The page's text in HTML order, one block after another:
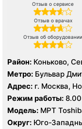
Отзыв о сервисе
Отзыв о врачах
Отзыв об оборудовании
Район: Коньково,
Южное Бутово,
Метро: Бульвар
Ушакова,
Лесопарковая,
Академика Янгеля,
Скобелевская,
Коммунарка,
Адрес: г. Москва,
Режим работы:
Модель: МРТ
AQUILION RXL 16
Округ: Юго-